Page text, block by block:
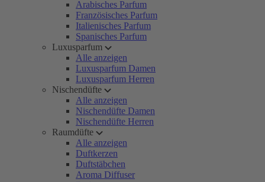
Arabisches Parfum
Französisches Parfum
Italienisches Parfum
Spanisches Parfum
Luxusparfum
Alle anzeigen
Luxusparfum Damen
Luxusparfum Herren
Nischendüfte
Alle anzeigen
Nischendüfte Damen
Nischendüfte Herren
Raumdüfte
Alle anzeigen
Duftkerzen
Duftstäbchen
Aroma Diffuser